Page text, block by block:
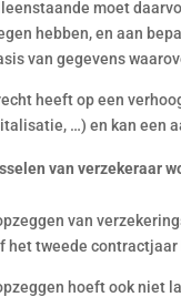
moet
hebben, en aan
van gegevens
heeft op een
…) en kan een
van verzekeraar
van
het tweede
hoeft ook niet